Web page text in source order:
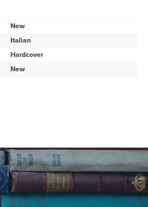
New
Italian
Hardcover
New